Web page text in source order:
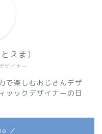
ザイナー
えま）
で楽しむおじさんデザ
ッックデザイナーの日
／